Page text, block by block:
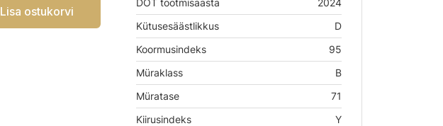
Lisa ostukorvi
DOT tootmisaasta
2024
Kütusesäästlikkus
D
Koormusindeks
95
Müraklass
B
Müratase
71
Kiirusindeks
Y